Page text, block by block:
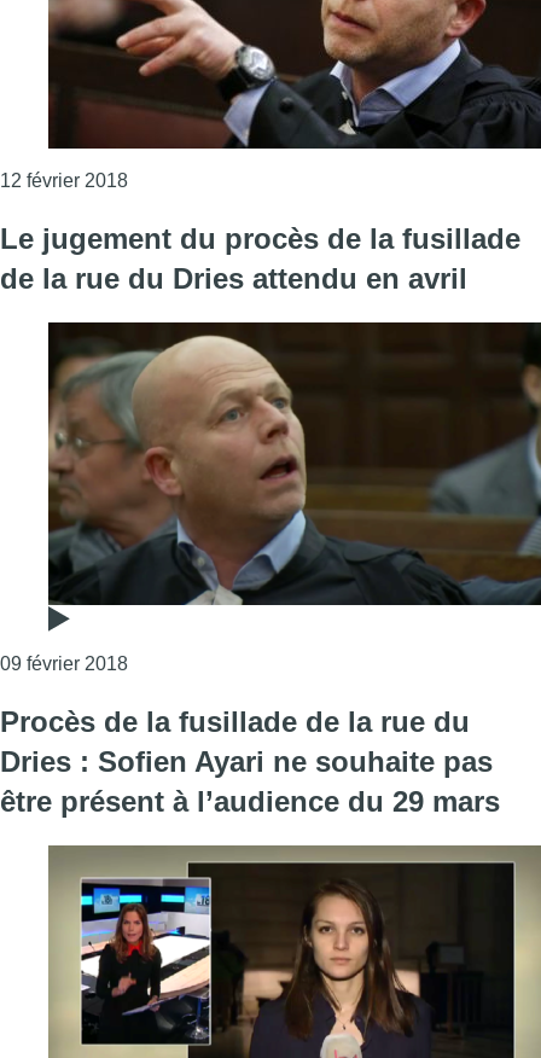
12 février 2018Consulter l'article "Le parquet ouvre une
Le jugement du procès de la fusillade
de la rue du Dries attendu en avril
09 février 2018Consulter l'article "Le jugement du procès de
Procès de la fusillade de la rue du
Dries : Sofien Ayari ne souhaite pas
être présent à l’audience du 29 mars